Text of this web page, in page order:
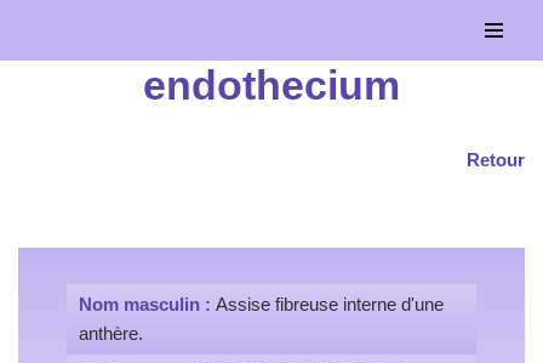
Aller
endothecium
Retour
Nom masculin : Assise fibreuse interne d'une
anthère.